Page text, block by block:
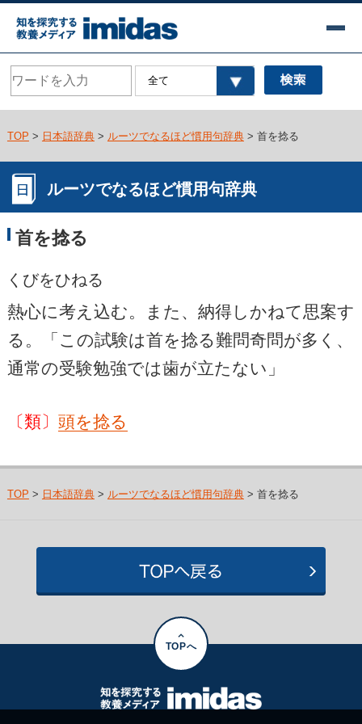
TOP > 日本語辞典> ルーツでなるほど慣用句辞典> 首を捻る
ルーツでなるほど慣用句辞典
首を捻る
くびをひねる
熱心に考え込む。また、納得しかねて思案す
る。「この試験は首を捻る難問奇問が多く、
通常の受験勉強では歯が立たない」
〔類〕 頭を捻る
TOP > 日本語辞典> ルーツでなるほど慣用句辞典> 首を捻る
TOPへ